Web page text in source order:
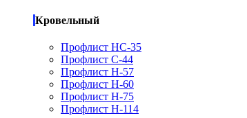
Кровельный
Профлист НС-35
Профлист С-44
Профлист Н-57
Профлист Н-60
Профлист Н-75
Профлист Н-114